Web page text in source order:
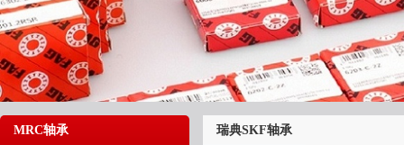
MRC轴承 瑞典SKF轴承